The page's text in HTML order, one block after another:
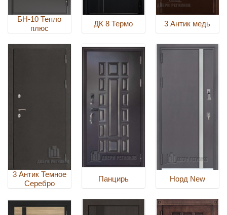
БН-10 Тепло
плюс
ДК 8 Термо 3 Антик медь
3 Антик Темное
Серебро
Панцирь Норд New